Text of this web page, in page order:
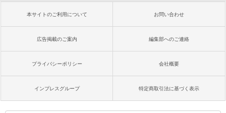
本サイトのご利用について お問い合わせ
広告掲載のご案内 編集部へのご連絡
プライバシーポリシー 会社概要
インプレスグループ 特定商取引法に基づく表示